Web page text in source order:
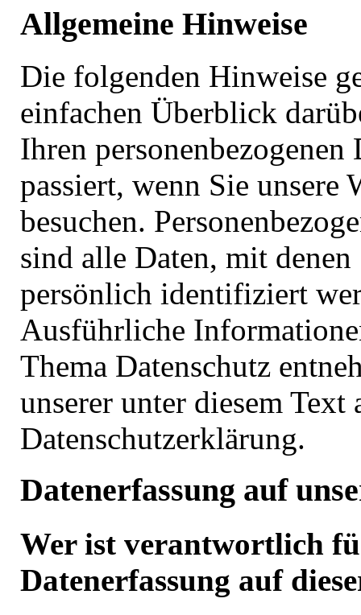
Allgemeine Hinweise
Die folgenden Hinweise
einfachen Überblick
Ihren personenbezogenen
passiert, wenn Sie unsere
besuchen.
sind alle Daten, mit denen
persönlich identifiziert
Ausführliche
Thema Datenschutz
unserer unter diesem Text
Datenschutzerklärung.
Datenerfassung auf
Wer ist verantwortlich
Datenerfassung auf